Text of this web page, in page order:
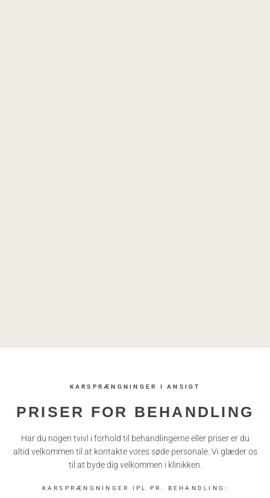
KARSPRÆNGNINGER I ANSIGT
PRISER FOR BEHANDLING
Har du nogen tvivl i forhold til behandlingerne eller priser er du
altid velkommen til at kontakte vores søde personale. Vi glæder os
til at byde dig velkommen i klinikken.
KARSPRÆNGNINGER IPL PR. BEHANDLING: